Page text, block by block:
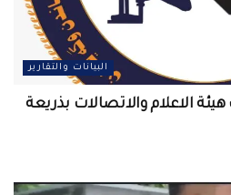
البيانات والتقارير
الاعلام والاتصالات بذريعة